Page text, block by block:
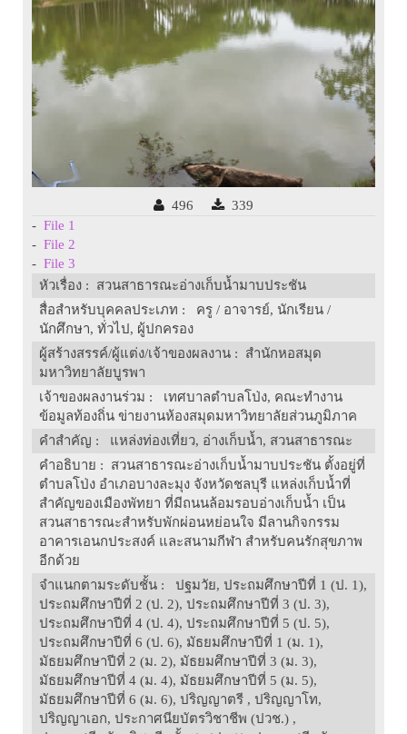
496
339
- File 1
- File 2
- File 3
หัวเรื่อง : สวนสาธารณะอ่างเก็บน้ำมาบประชัน
สื่อสำหรับบุคคลประเภท : ครู / อาจารย์, นักเรียน /
นักศึกษา, ทั่วไป, ผู้ปกครอง
ผู้สร้างสรรค์/ผู้แต่ง/เจ้าของผลงาน : สำนักหอสมุด
มหาวิทยาลัยบูรพา
เจ้าของผลงานร่วม : เทศบาลตำบลโป่ง, คณะทำงาน
ข้อมูลท้องถิ่น ข่ายงานห้องสมุดมหาวิทยาลัยส่วนภูมิภาค
คำสำคัญ : แหล่งท่องเที่ยว, อ่างเก็บน้ำ, สวนสาธารณะ
คำอธิบาย : สวนสาธารณะอ่างเก็บน้ำมาบประชัน ตั้งอยู่ที่
ตำบลโป่ง อำเภอบางละมุง จังหวัดชลบุรี แหล่งเก็บน้ำที่
สำคัญของเมืองพัทยา ที่มีถนนล้อมรอบอ่างเก็บน้ำ เป็น
สวนสาธารณะสำหรับพักผ่อนหย่อนใจ มีลานกิจกรรม
อาคารเอนกประสงค์ และสนามกีฬา สำหรับคนรักสุขภาพ
อีกด้วย
จำแนกตามระดับชั้น : ปฐมวัย, ประถมศึกษาปีที่ 1 (ป. 1),
ประถมศึกษาปีที่ 2 (ป. 2), ประถมศึกษาปีที่ 3 (ป. 3),
ประถมศึกษาปีที่ 4 (ป. 4), ประถมศึกษาปีที่ 5 (ป. 5),
ประถมศึกษาปีที่ 6 (ป. 6), มัธยมศึกษาปีที่ 1 (ม. 1),
มัธยมศึกษาปีที่ 2 (ม. 2), มัธยมศึกษาปีที่ 3 (ม. 3),
มัธยมศึกษาปีที่ 4 (ม. 4), มัธยมศึกษาปีที่ 5 (ม. 5),
มัธยมศึกษาปีที่ 6 (ม. 6), ปริญญาตรี , ปริญญาโท,
ปริญญาเอก, ประกาศนียบัตรวิชาชีพ (ปวช.) ,